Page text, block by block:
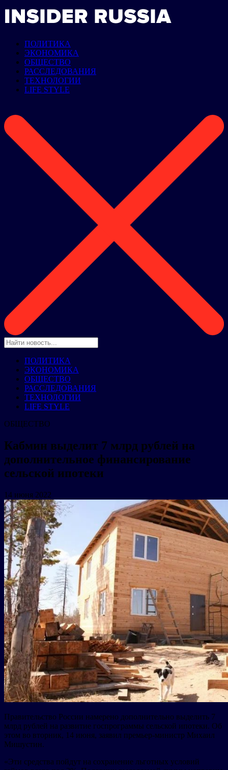
ПОЛИТИКА
ЭКОНОМИКА
ОБЩЕСТВО
РАССЛЕДОВАНИЯ
ТЕХНОЛОГИИ
LIFE STYLE
ПОЛИТИКА
ЭКОНОМИКА
ОБЩЕСТВО
РАССЛЕДОВАНИЯ
ТЕХНОЛОГИИ
LIFE STYLE
ОБЩЕСТВО
Кабмин выделит 7 млрд рублей на
дополнительное финансирование
сельской ипотеки
14 июня 2022
Правительство России намерено дополнительно выделить 7
млрд рублей на развитие госпрограммы сельской ипотеки. Об
этом во вторник, 14 июня, заявил премьер-министр Михаил
Мишустин.
«Эти средства пойдут на сохранение льготных условий